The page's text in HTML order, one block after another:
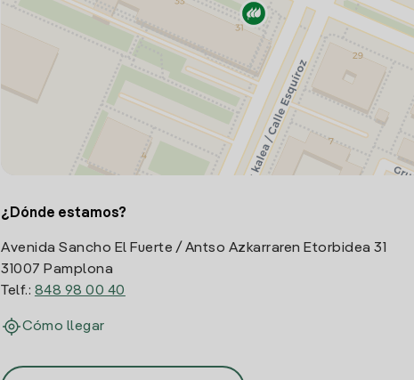
¿Dónde estamos?
Avenida Sancho El Fuerte / Antso Azkarraren Etorbidea 31
31007 Pamplona
Telf.: 848 98 00 40
Cómo llegar